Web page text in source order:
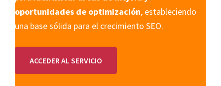
oportunidades de optimización, estableciendo
una base sólida para el crecimiento SEO.
ACCEDER AL SERVICIO